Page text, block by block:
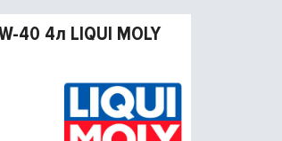
40 4л LIQUI MOLY